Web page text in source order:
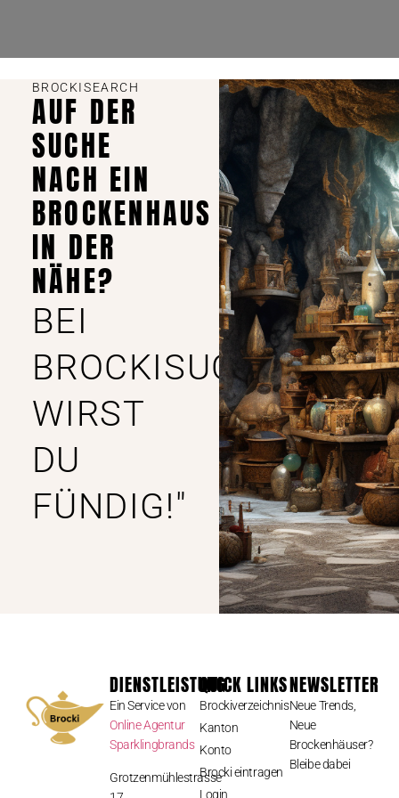
BROCKISEARCH
AUF DER
SUCHE
NACH EIN
BROCKENHAUS
IN DER
NÄHE?
BEI
BROCKISUCHE
WIRST
DU
FÜNDIG!"
DIENSTLEISTUNG
Ein Service von
Online Agentur
Sparklingbrands
Grotzenmühlestrasse
QUICK LINKS
Brockiverzeichnis
Kanton
Konto
Brocki eintragen
Login
NEWSLETTER
Neue Trends,
Neue
Brockenhäuser?
Bleibe dabei